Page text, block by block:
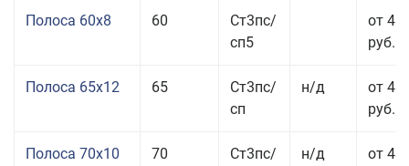
Полоса 60x8 60
Ст3пс/
сп5
от 42
руб.
Полоса 65x12 65
Ст3пс/
сп
н/д
от 42
руб.
Полоса 70x10 70
Ст3пс/
н/д
от 42